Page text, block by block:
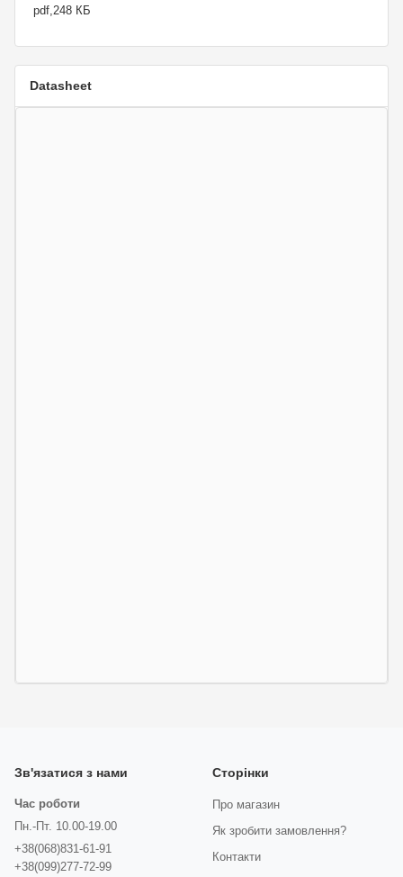
pdf,248 КБ
Datasheet
Зв'язатися з нами
Час роботи
Пн.-Пт. 10.00-19.00
+38(068)831-61-91
+38(099)277-72-99
Сторінки
Про магазин
Як зробити замовлення?
Контакти